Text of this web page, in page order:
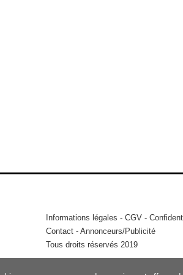
Informations légales - CGV -
Contact - Annonceurs/Publicité
Tous droits réservés 2019